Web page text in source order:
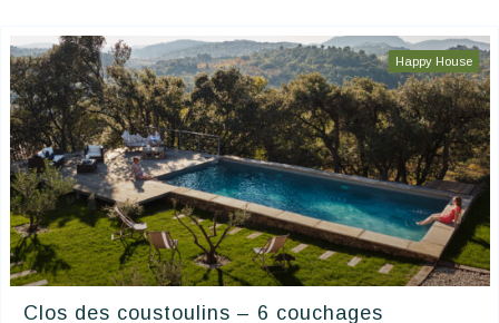
Happy House
Clos des coustoulins – 6 couchages